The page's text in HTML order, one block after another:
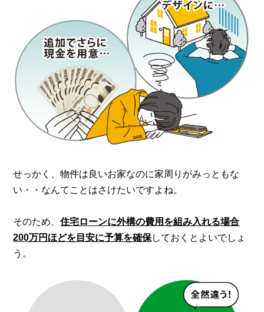
せっかく、物件は良いお家なのに家周りがみっともな
い・・ なんてことはさけたいですよね。
そのため、住宅ローンに外構の費用を組み入れる場合
200万円ほどを目安に予算を確保しておくとよいでしょ
う。